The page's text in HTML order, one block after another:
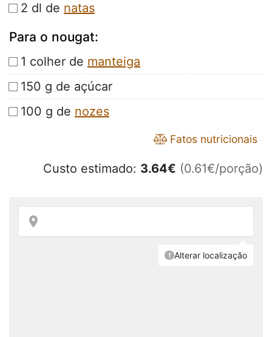
2 dl de natas
Para o nougat:
1 colher de manteiga
150 g de açúcar
100 g de nozes
Fatos nutricionais
Custo estimado: 3.64€ (0.61€/porção)